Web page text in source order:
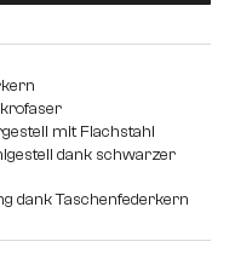
mit Flachstahl
dank schwarzer
dank Taschenfederkern